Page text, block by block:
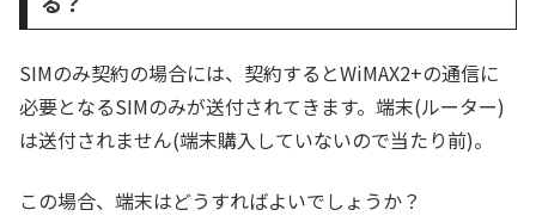
SIMのみ契約の場合には、契約するとWiMAX2+の通信に
必要となるSIMのみが送付されてきます。端末(ルーター)
は送付されません(端末購入していないので当たり前)。
この場合、端末はどうすればよいでしょうか？